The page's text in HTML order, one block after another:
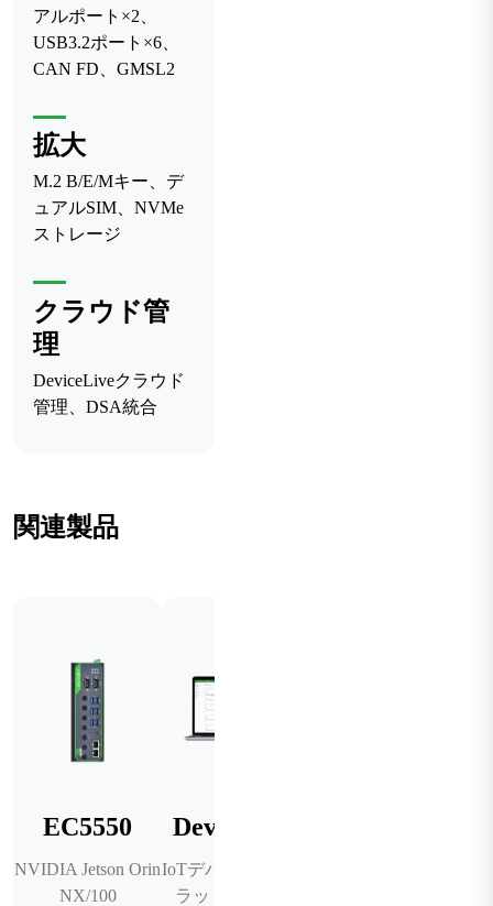
アルポート×2、
USB3.2ポート×6、
CAN FD、GMSL2
拡大
M.2 B/E/Mキー、デ
ュアルSIM、NVMe
ストレージ
クラウド管
理
DeviceLiveクラウド
管理、DSA統合
関連製品
EC5550
NVIDIA Jetson Orin
NX/100
DeviceLive
IoTデバイス管理プ
ラットフォーム